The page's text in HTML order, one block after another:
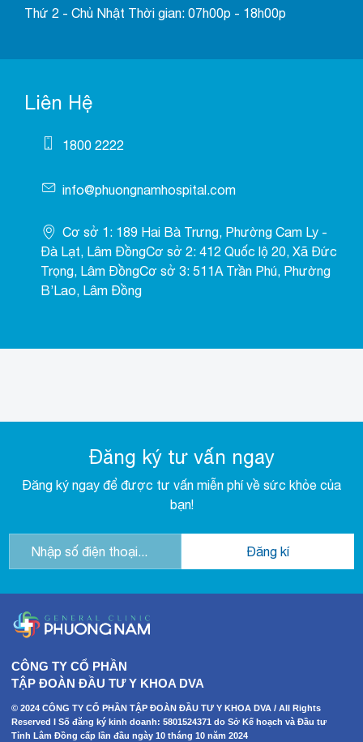
Thứ 2 - Chủ Nhật Thời gian: 07h00p - 18h00p
Liên Hệ
1800 2222
info@phuongnamhospital.com
Cơ sở 1: 189 Hai Bà Trưng, Phường Cam Ly -
Đà Lạt, Lâm ĐồngCơ sở 2: 412 Quốc lộ 20, Xã Đức
Trọng, Lâm ĐồngCơ sở 3: 511A Trần Phú, Phường
B’Lao, Lâm Đồng
Đăng ký tư vấn ngay
Đăng ký ngay để được tư vấn miễn phí về sức khỏe của
bạn!
CÔNG TY CỔ PHẦN
TẬP ĐOÀN ĐẦU TƯ Y KHOA DVA
© 2024 CÔNG TY CỔ PHẦN TẬP ĐOÀN ĐẦU TƯ Y KHOA DVA / All Rights
Reserved I Số đăng ký kinh doanh: 5801524371 do Sở Kế hoạch và Đầu tư
Tỉnh Lâm Đồng cấp lần đầu ngày 10 tháng 10 năm 2024